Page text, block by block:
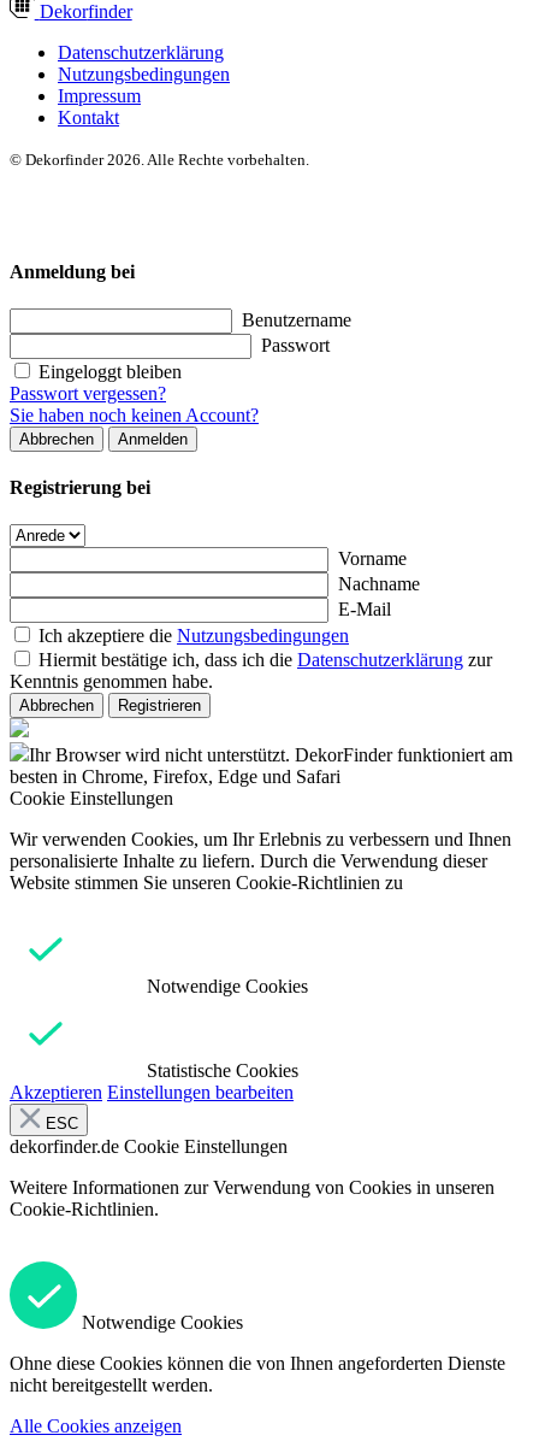
Dekorfinder
Datenschutzerklärung
Nutzungsbedingungen
Impressum
Kontakt
© Dekorfinder 2026. Alle Rechte vorbehalten.
Anmeldung bei
Benutzername
Passwort
Eingeloggt bleiben
Passwort vergessen?
Sie haben noch keinen Account?
Abbrechen Anmelden
Registrierung bei
Vorname
Nachname
E-Mail
Ich akzeptiere die Nutzungsbedingungen
Hiermit bestätige ich, dass ich die Datenschutzerklärung zur
Kenntnis genommen habe.
Abbrechen Registrieren
Ihr Browser wird nicht unterstützt. DekorFinder funktioniert am
besten in Chrome, Firefox, Edge und Safari
Cookie Einstellungen
Wir verwenden Cookies, um Ihr Erlebnis zu verbessern und Ihnen
personalisierte Inhalte zu liefern. Durch die Verwendung dieser
Website stimmen Sie unseren Cookie-Richtlinien zu
Notwendige Cookies
Statistische Cookies
Akzeptieren Einstellungen bearbeiten
ESC
dekorfinder.de Cookie Einstellungen
Weitere Informationen zur Verwendung von Cookies in unseren
Cookie-Richtlinien.
Notwendige Cookies
Ohne diese Cookies können die von Ihnen angeforderten Dienste
nicht bereitgestellt werden.
Alle Cookies anzeigen